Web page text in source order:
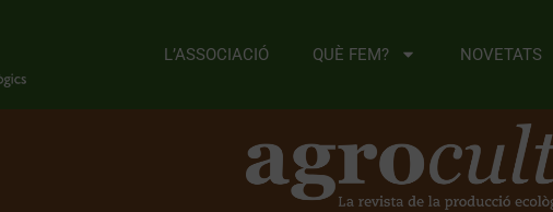
L’ASSOCIACIÓ QUÈ FEM? NOVETATS